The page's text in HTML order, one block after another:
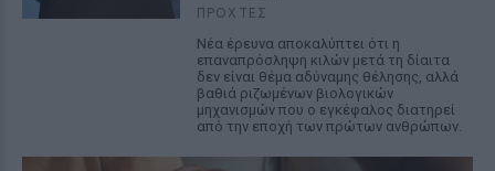
ΠΡΟΧΤΈΣ
Νέα έρευνα αποκαλύπτει ότι η
επαναπρόσληψη κιλών μετά τη δίαιτα
δεν είναι θέμα αδύναμης θέλησης, αλλά
βαθιά ριζωμένων βιολογικών
μηχανισμών που ο εγκέφαλος διατηρεί
από την εποχή των πρώτων ανθρώπων.